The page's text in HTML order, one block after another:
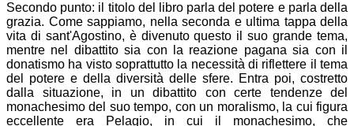
Secondo punto: il titolo del libro parla del potere e parla della
grazia. Come sappiamo, nella seconda e ultima tappa della
vita di sant'Agostino, è divenuto questo il suo grande tema,
mentre nel dibattito sia con la reazione pagana sia con il
donatismo ha visto soprattutto la necessità di riflettere il tema
del potere e della diversità delle sfere. Entra poi, costretto
dalla situazione, in un dibattito con certe tendenze del
monachesimo del suo tempo, con un moralismo, la cui figura
eccellente era Pelagio, in cui il monachesimo, che